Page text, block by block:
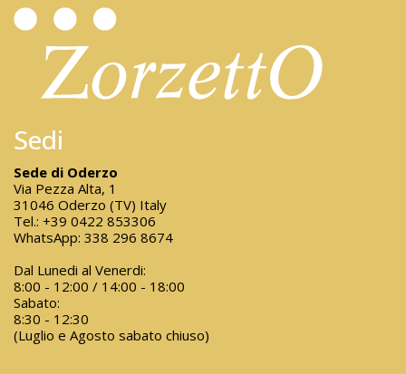
Sedi
Sede di Oderzo
Via Pezza Alta, 1
31046 Oderzo (TV) Italy
Tel.: +39 0422 853306
WhatsApp: 338 296 8674
Dal Lunedi al Venerdi:
8:00 - 12:00 / 14:00 - 18:00
Sabato:
8:30 - 12:30
(Luglio e Agosto sabato chiuso)